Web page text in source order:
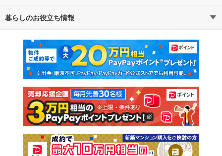
不動産・住宅
新築マンション 中古マンション
新築一戸建て 中古一戸建て
注文住宅 土地
売却査定
暮らしのお役立ち情報
マンションカタログ 教えて！住まいの先生